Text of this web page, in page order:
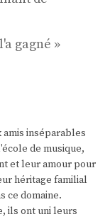
gagné »
amis inséparables
de musique,
et leur amour pour
héritage familial
ce domaine.
ils ont uni leurs